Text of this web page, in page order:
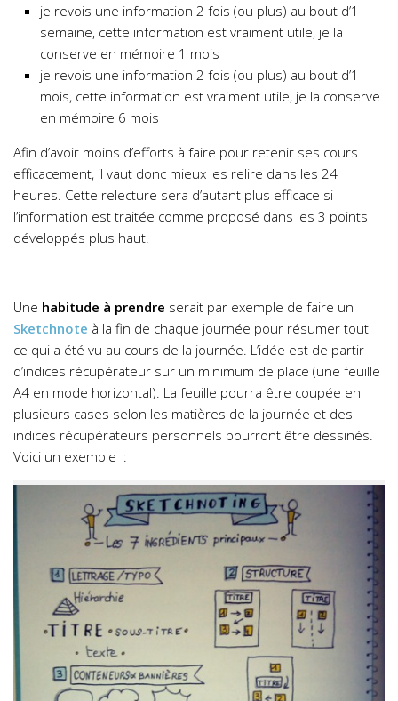
je revois une information 2 fois (ou plus) au bout d’1
semaine, cette information est vraiment utile, je la
conserve en mémoire 1 mois
je revois une information 2 fois (ou plus) au bout d’1
mois, cette information est vraiment utile, je la conserve
en mémoire 6 mois
Afin d’avoir moins d’efforts à faire pour retenir ses cours
efficacement, il vaut donc mieux les relire dans les 24
heures. Cette relecture sera d’autant plus efficace si
l’information est traitée comme proposé dans les 3 points
développés plus haut.
Une habitude à prendre serait par exemple de faire un
Sketchnote à la fin de chaque journée pour résumer tout
ce qui a été vu au cours de la journée. L’idée est de partir
d’indices récupérateur sur un minimum de place (une feuille
A4 en mode horizontal). La feuille pourra être coupée en
plusieurs cases selon les matières de la journée et des
indices récupérateurs personnels pourront être dessinés.
Voici un exemple :